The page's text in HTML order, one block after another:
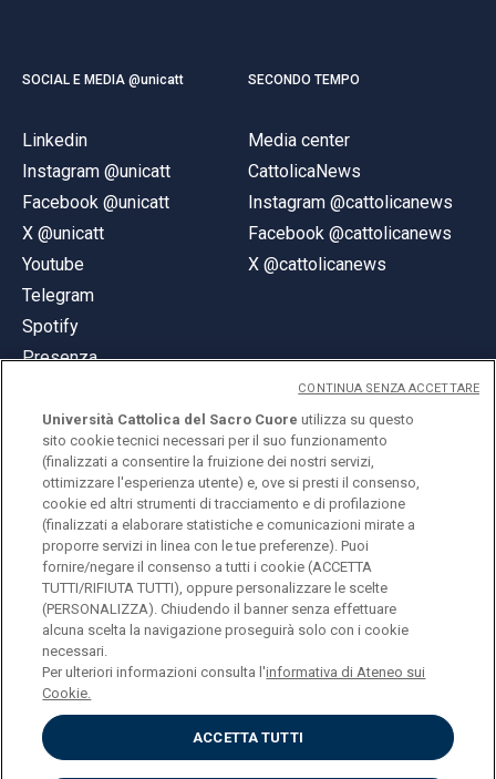
SOCIAL E MEDIA @unicatt
Linkedin
Instagram @unicatt
Facebook @unicatt
X @unicatt
Youtube
Telegram
Spotify
Presenza
SECONDO TEMPO
Media center
CattolicaNews
Instagram @cattolicanews
Facebook @cattolicanews
X @cattolicanews
© Università Cattolica del Sacro Cuore
Largo A. Gemelli 1, 20123 Milano
PI 02133120150
ENGLISH
Privacy
Accessibilità
Università Cattolica del Sacro Cuore utilizza su questo
sito cookie tecnici necessari per il suo funzionamento
(finalizzati a consentire la fruizione dei nostri servizi,
ottimizzare l'esperienza utente) e, ove si presti il consenso,
cookie ed altri strumenti di tracciamento e di profilazione
(finalizzati a elaborare statistiche e comunicazioni mirate a
proporre servizi in linea con le tue preferenze). Puoi
fornire/negare il consenso a tutti i cookie (ACCETTA
TUTTI/RIFIUTA TUTTI), oppure personalizzare le scelte
(PERSONALIZZA). Chiudendo il banner senza effettuare
alcuna scelta la navigazione proseguirà solo con i cookie
necessari.
Per ulteriori informazioni consulta l'informativa di Ateneo sui
Cookie.
ACCETTA TUTTI
CONTINUA SENZA ACCETTARE